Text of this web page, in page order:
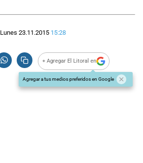
Lunes 23.11.2015 15:28
+ Agregar El Litoral en
Agregar a tus medios preferidos en Google